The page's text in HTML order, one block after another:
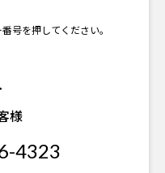
号を押してください。
様
4323